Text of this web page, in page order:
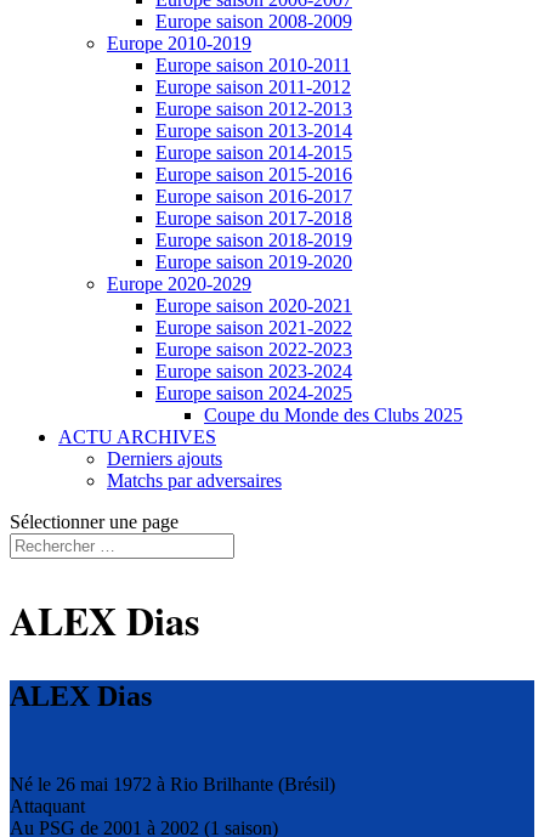
Europe saison 2008-2009
Europe 2010-2019
Europe saison 2010-2011
Europe saison 2011-2012
Europe saison 2012-2013
Europe saison 2013-2014
Europe saison 2014-2015
Europe saison 2015-2016
Europe saison 2016-2017
Europe saison 2017-2018
Europe saison 2018-2019
Europe saison 2019-2020
Europe 2020-2029
Europe saison 2020-2021
Europe saison 2021-2022
Europe saison 2022-2023
Europe saison 2023-2024
Europe saison 2024-2025
Coupe du Monde des Clubs 2025
ACTU ARCHIVES
Derniers ajouts
Matchs par adversaires
Sélectionner une page
ALEX Dias
ALEX Dias
Né le 26 mai 1972 à Rio Brilhante (Brésil)
Attaquant
Au PSG de 2001 à 2002 (1 saison)